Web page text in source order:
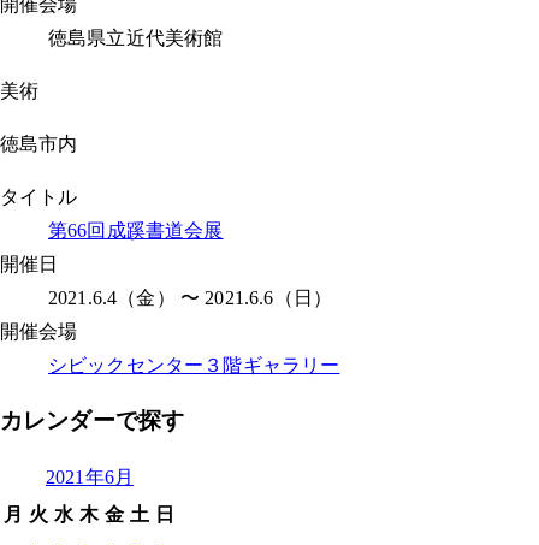
徳島県立近代美術館
美術
徳島市内
タイトル
第66回成蹊書道会展
開催日
2021.6.4（金） 〜 2021.6.6（日）
開催会場
シビックセンター３階ギャラリー
カレンダーで探す
2021年6月
月 火 水 木 金 土 日